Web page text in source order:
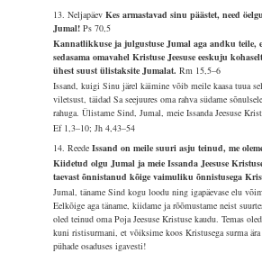
13. NeljapäevKes armastavad sinu päästet, need
Jumal!Ps 70,5
Kannatlikkuse ja julgustuse Jumal aga andku teile,
sedasama omavahel Kristuse Jeesuse eeskuju
ühest suust ülistaksite Jumalat.Rm 15,5–6
Issand, kuigi Sinu järel käimine võib meile kaasa tuua
viletsust, täidad Sa seejuures oma rahva südame
rahuga. Ülistame Sind, Jumal, meie Issanda Jeesuse
Ef 1,3–10; Jh 4,43–54
14. ReedeIssand on meile suuri asju teinud, me
Kiidetud olgu Jumal ja meie Issanda Jeesuse
taevast õnnistanud kõige vaimuliku õnnistusega
Jumal, täname Sind kogu loodu ning igapäevase elu
Eelkõige aga täname, kiidame ja rõõmustame neist
oled teinud oma Poja Jeesuse Kristuse kaudu. Temas
kuni ristisurmani, et võiksime koos Kristusega surma
pühade osaduses igavesti!